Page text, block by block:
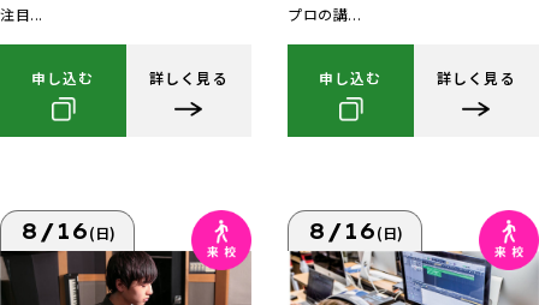
注目...
申し込む 詳しく見る
プロの講...
申し込む 詳しく見る
8/16(日) 8/16(日)